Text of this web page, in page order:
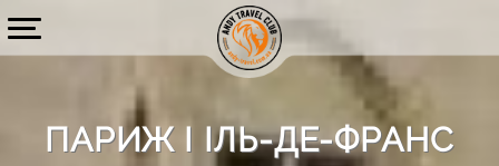
ПАРИЖ І ІЛЬ-ДЕ-ФРАНС